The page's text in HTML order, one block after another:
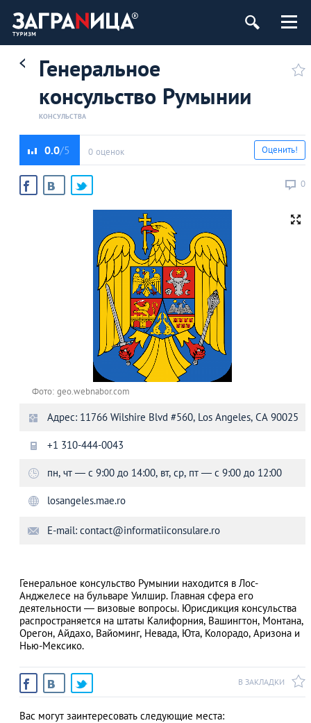
АЗАД
Генеральное
консульство Румынии
КОНСУЛЬСТВА
0.0 0 оценок
0
Оценить!
Фото: geo.webnabor.com
Адрес: 11766 Wilshire Blvd #560, Los Angeles, CA 90025
+1 310-444-0043
пн, чт — с 9:00 до 14:00, вт, ср, пт — с 9:00 до 12:00
losangeles.mae.ro
E-mail: contact@informatiiconsulare.ro
Генеральное консульство Румынии находится в Лос-
Анджелесе на бульваре Уилшир. Главная сфера его
деятельности — визовые вопросы. Юрисдикция консульства
распространяется на штаты Калифорния, Вашингтон, Монтана,
Орегон, Айдахо, Вайоминг, Невада, Юта, Колорадо, Аризона и
Нью-Мексико.
В ЗАКЛАДКИ
Вас могут заинтересовать следующие места: